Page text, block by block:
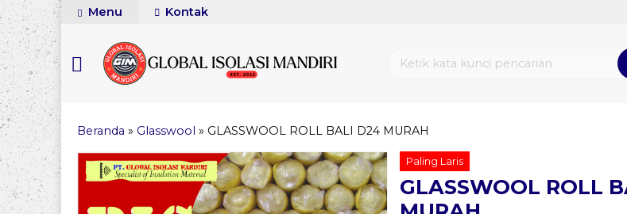
Menu Kontak
Beranda » Glasswool » GLASSWOOL ROLL BALI D24 MURAH
Paling Laris
GLASSWOOL ROLL